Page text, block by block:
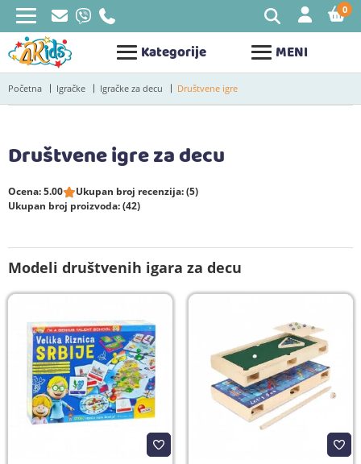
Kategorije MENI
0
Početna Igračke Igračke za decu Društvene igre
Društvene igre za decu
Ocena: 5.00
Ukupan broj recenzija: (5)
Ukupan broj proizvoda: (42)
Modeli društvenih igara za decu